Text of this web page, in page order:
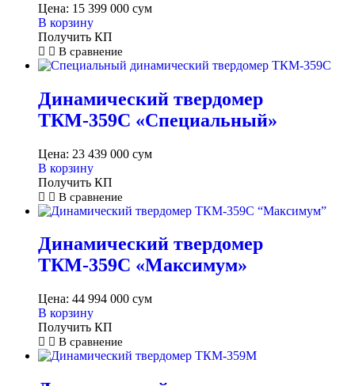
Цена: 15 399 000 сум
В корзину
Получить КП
В сравнение
Динамический твердомер
ТКМ-359С «Специальный»
Цена: 23 439 000 сум
В корзину
Получить КП
В сравнение
Динамический твердомер
ТКМ-359С «Максимум»
Цена: 44 994 000 сум
В корзину
Получить КП
В сравнение